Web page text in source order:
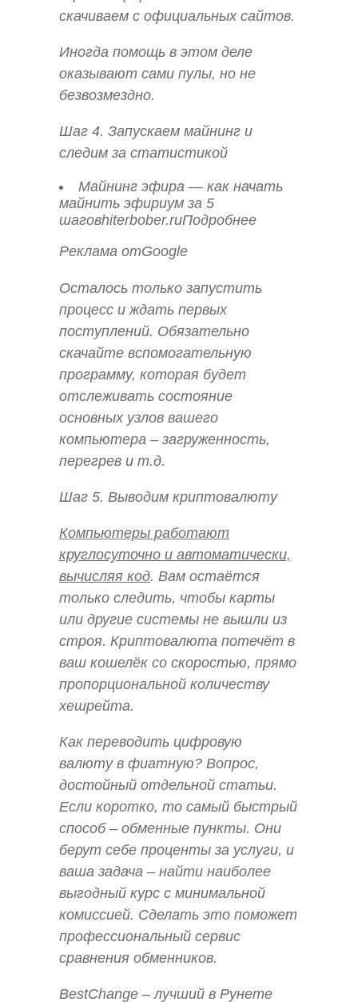
скачиваем с официальных сайтов.
Иногда помощь в этом деле
оказывают сами пулы, но не
безвозмездно.
Шаг 4. Запускаем майнинг и
следим за статистикой
Майнинг эфира — как начать
майнить эфириум за 5
шаговhiterbober.ruПодробнее
Реклама отGoogle
Осталось только запустить
процесс и ждать первых
поступлений. Обязательно
скачайте вспомогательную
программу, которая будет
отслеживать состояние
основных узлов вашего
компьютера – загруженность,
перегрев и т.д.
Шаг 5. Выводим криптовалюту
Компьютеры работают
круглосуточно и автоматически,
вычисляя код. Вам остаётся
только следить, чтобы карты
или другие системы не вышли из
строя. Криптовалюта потечёт в
ваш кошелёк со скоростью, прямо
пропорциональной количеству
хешрейта.
Как переводить цифровую
валюту в фиатную? Вопрос,
достойный отдельной статьи.
Если коротко, то самый быстрый
способ – обменные пункты. Они
берут себе проценты за услуги, и
ваша задача – найти наиболее
выгодный курс с минимальной
комиссией. Сделать это поможет
профессиональный сервис
сравнения обменников.
BestChange – лучший в Рунете